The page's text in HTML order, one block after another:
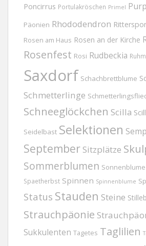
Poncirrus Portulakröschen Primel
Päonien Rhododendron
Rosen am Haus Rosen an der Kirche
Rosenfest Rosi Rudbeckia
Saxdorf Schachbrettblume
Schmetterlinge
Schneeglöckchen Scilla
Seidelbast Selektionen
September Sitzplätze
Sommerblumen Sonnenblume
Spaetherbst Spinnen Spinnenblume
Status Stauden Steine
Strauchpäonie
Sukkulenten Tagetes Taglilien